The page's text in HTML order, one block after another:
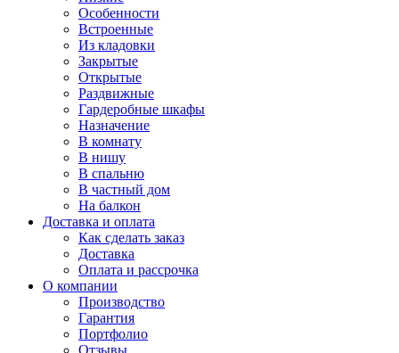
Особенности
Встроенные
Из кладовки
Закрытые
Открытые
Раздвижные
Гардеробные шкафы
Назначение
В комнату
В нишу
В спальню
В частный дом
На балкон
Доставка и оплата
Как сделать заказ
Доставка
Оплата и рассрочка
О компании
Производство
Гарантия
Портфолио
Отзывы